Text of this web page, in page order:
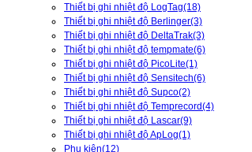
Thiết bị ghi nhiệt độ LogTag(18)
Thiết bị ghi nhiệt độ Berlinger(3)
Thiết bị ghi nhiệt độ DeltaTrak(3)
Thiết bị ghi nhiệt độ tempmate(6)
Thiết bị ghi nhiệt độ PicoLite(1)
Thiết bị ghi nhiệt độ Sensitech(6)
Thiết bị ghi nhiệt độ Supco(2)
Thiết bị ghi nhiệt độ Temprecord(4)
Thiết bị ghi nhiệt độ Lascar(9)
Thiết bị ghi nhiệt độ ApLog(1)
Phụ kiện(12)